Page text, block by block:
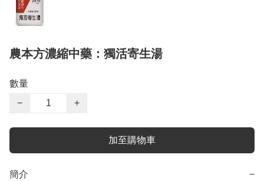
農本方濃縮中藥：獨活寄生湯
數量
−
+
加至購物車
簡介 −